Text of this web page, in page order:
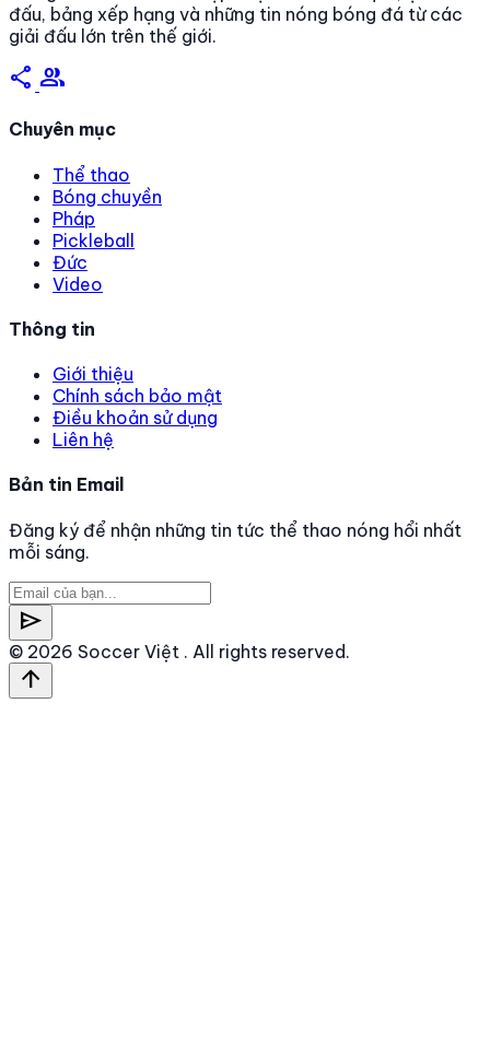
đấu, bảng xếp hạng và những tin nóng bóng đá từ các
giải đấu lớn trên thế giới.
share group
Chuyên mục
Thể thao
Bóng chuyền
Pháp
Pickleball
Đức
Video
Thông tin
Giới thiệu
Chính sách bảo mật
Điều khoản sử dụng
Liên hệ
Bản tin Email
Đăng ký để nhận những tin tức thể thao nóng hổi nhất
mỗi sáng.
send
© 2026 Soccer Việt . All rights reserved.
arrow_upward